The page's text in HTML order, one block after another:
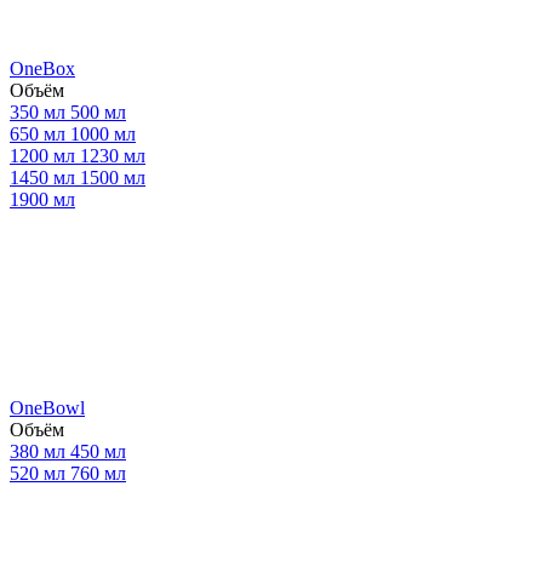
OneBox
Объём
350 мл 500 мл
650 мл 1000 мл
1200 мл 1230 мл
1450 мл 1500 мл
1900 мл
OneBowl
Объём
380 мл 450 мл
520 мл 760 мл